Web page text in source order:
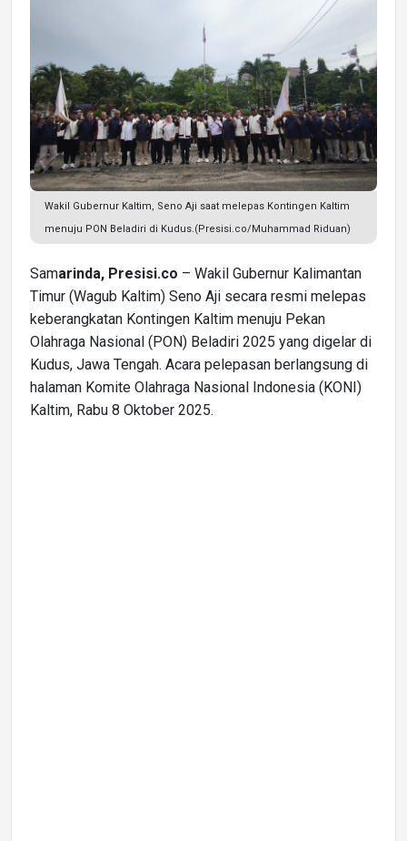
Wakil Gubernur Kaltim, Seno Aji saat melepas Kontingen Kaltim
menuju PON Beladiri di Kudus.(Presisi.co/Muhammad Riduan)
Samarinda, Presisi.co – Wakil Gubernur Kalimantan
Timur (Wagub Kaltim) Seno Aji secara resmi melepas
keberangkatan Kontingen Kaltim menuju Pekan
Olahraga Nasional (PON) Beladiri 2025 yang digelar di
Kudus, Jawa Tengah. Acara pelepasan berlangsung di
halaman Komite Olahraga Nasional Indonesia (KONI)
Kaltim, Rabu 8 Oktober 2025.